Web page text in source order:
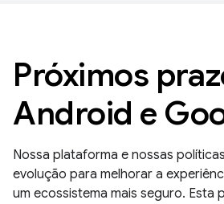
Próximos
Android e
Nossa plataforma e nossas
evolução para melhorar a
um ecossistema mais seguro. Esta